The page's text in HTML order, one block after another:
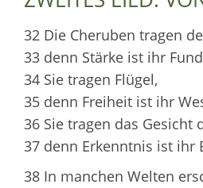
32 Die Cheruben tragen
33 denn Stärke ist ihr
34 Sie tragen Flügel,
35 denn Freiheit ist ihr
36 Sie tragen das Gesicht
37 denn Erkenntnis ist ihr
38 In manchen Welten